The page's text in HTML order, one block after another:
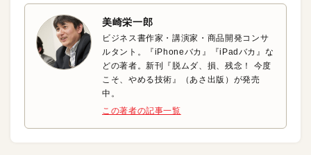
美崎栄一郎
ビジネス書作家・講演家・商品開発コンサ
ルタント。『iPhoneバカ』『iPadバカ』な
どの著者。新刊『脱ムダ、損、残念！ 今度
こそ、やめる技術』（あさ出版）が発売
中。
この著者の記事一覧